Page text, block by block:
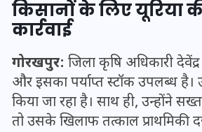
किसानों के लिए यूरिया
कार्रवाई
गोरखपुर: जिला कृषि अधिकारी
और इसका पर्याप्त स्टॉक उपलब्ध है।
किया जा रहा है। साथ ही, उन्होंने
तो उसके खिलाफ तत्काल प्राथमिकी
के बीते 4 साल,
हुए बृजभूषण सिंह,
तपकर बना सोना
20 जनवरी